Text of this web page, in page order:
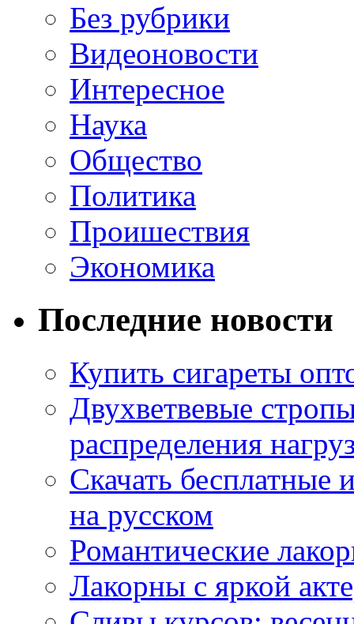
Без рубрики
Видеоновости
Интересное
Наука
Общество
Политика
Проишествия
Экономика
Последние новости
Купить сигареты
Двухветвевые
распределения
Скачать
на русском
Романтические
Лакорны с яркой